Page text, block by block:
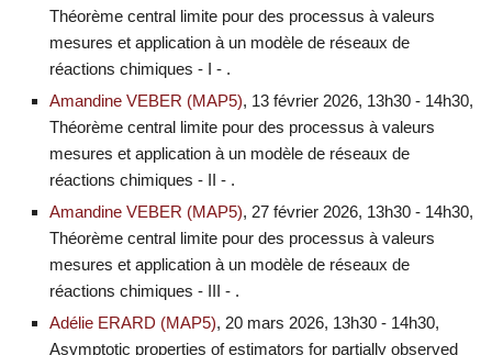
Théorème central limite pour des processus à valeurs
mesures et application à un modèle de réseaux de
réactions chimiques - I - .
Amandine VEBER (MAP5), 13 février 2026, 13h30 - 14h30,
Théorème central limite pour des processus à valeurs
mesures et application à un modèle de réseaux de
réactions chimiques - II - .
Amandine VEBER (MAP5), 27 février 2026, 13h30 - 14h30,
Théorème central limite pour des processus à valeurs
mesures et application à un modèle de réseaux de
réactions chimiques - III - .
Adélie ERARD (MAP5), 20 mars 2026, 13h30 - 14h30,
Asymptotic properties of estimators for partially observed